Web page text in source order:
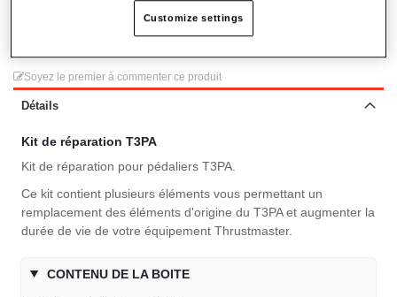
Soyez le premier à commenter ce produit
Détails
Kit de réparation T3PA
Kit de réparation pour pédaliers T3PA.
Ce kit contient plusieurs éléments vous permettant un
remplacement des éléments d'origine du T3PA et augmenter la
durée de vie de votre équipement Thrustmaster.
CONTENU DE LA BOITE
Customize settings